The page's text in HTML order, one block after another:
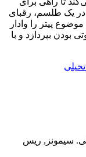
در یک طلسم، رقبای
پیتر را وادار
بودن بپردازد و با
سیمونز , ریس